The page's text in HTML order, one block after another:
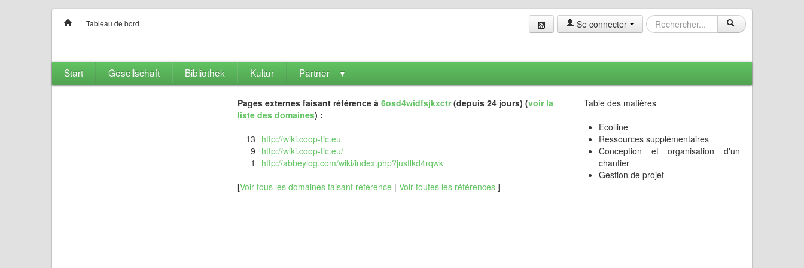
Se connecter
Tableau de bord
Start Gesellschaft Bibliothek Kultur Partner ▼
Pages externes faisant référence à 6osd4widfsjkxctr(depuis 24 jours) (voir la
liste des domaines) :
13 http://wiki.coop-tic.eu
9 http://wiki.coop-tic.eu/
1
http://abbeylog.com/wiki/index.php?jusflkd4rqwk
[Voir tous les domaines faisant référence | Voir toutes les références ]
Table des matières
Ecolline
Ressources supplémentaires
Conception et organisation d'un
chantier
Gestion de projet